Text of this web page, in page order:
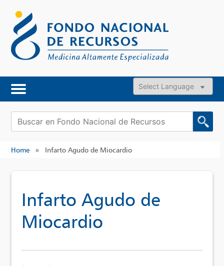
content
Powered by
Buscar:
Home » Infarto Agudo de Miocardio
Infarto Agudo de
Miocardio